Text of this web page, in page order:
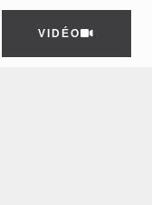
VIDÉO